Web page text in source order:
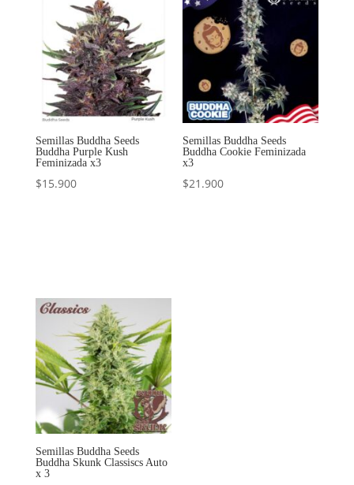
Semillas Buddha Seeds
Buddha Purple Kush
Feminizada x3
$15.900
Semillas Buddha Seeds
Buddha Cookie Feminizada
x3
$21.900
Semillas Buddha Seeds
Buddha Skunk Classiscs Auto
x 3